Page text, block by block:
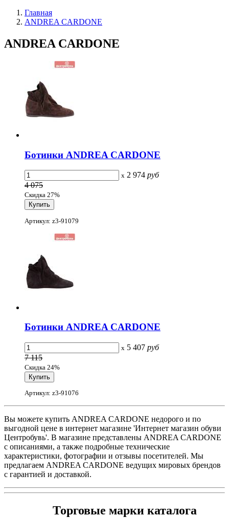
Главная
ANDREA CARDONE
ANDREA CARDONE
Ботинки ANDREA CARDONE
x 2 974 руб
4 075
Скидка 27%
Артикул: z3-91079
Ботинки ANDREA CARDONE
x 5 407 руб
7 115
Скидка 24%
Артикул: z3-91076
Вы можете купить ANDREA CARDONE недорого и по
выгодной цене в интернет магазине 'Интернет магазин обуви
Центробувь'. В магазине представлены ANDREA CARDONE
с описаниями, а также подробные технические
характеристики, фотографии и отзывы посетителей. Мы
предлагаем ANDREA CARDONE ведущих мировых брендов
с гарантией и доставкой.
Торговые марки каталога